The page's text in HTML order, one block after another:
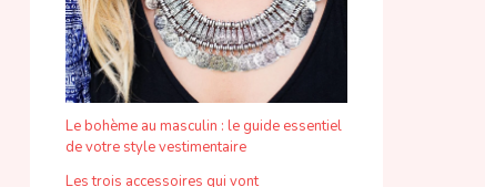
Le bohème au masculin : le guide essentiel
de votre style vestimentaire
Les trois accessoires qui vont